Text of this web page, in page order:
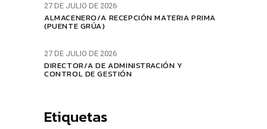
27 DE JULIO DE 2026
ALMACENERO/A RECEPCIÓN MATERIA PRIMA
(PUENTE GRÚA)
27 DE JULIO DE 2026
DIRECTOR/A DE ADMINISTRACIÓN Y
CONTROL DE GESTIÓN
Etiquetas